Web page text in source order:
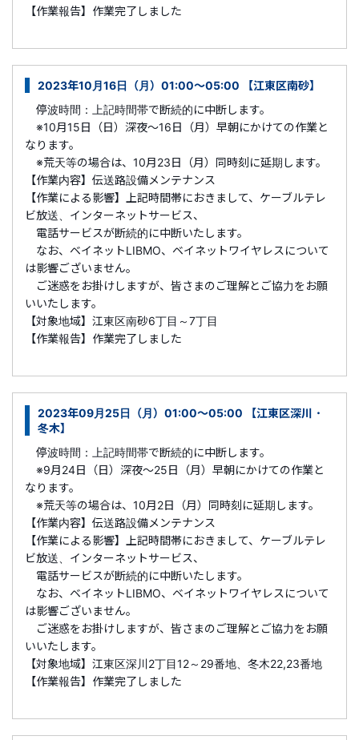
【作業報告】作業完了しました
2023年10月16日（月）01:00～05:00 【江東区南砂】
停波時間：上記時間帯で断続的に中断します。
※10月15日（日）深夜～16日（月）早朝にかけての作業と
なります。
※荒天等の場合は、10月23日（月）同時刻に延期します。
【作業内容】伝送路設備メンテナンス
【作業による影響】上記時間帯におきまして、ケーブルテレ
ビ放送、インターネットサービス、
電話サービスが断続的に中断いたします。
なお、ベイネットLIBMO、ベイネットワイヤレスについて
は影響ございません。
ご迷惑をお掛けしますが、皆さまのご理解とご協力をお願
いいたします。
【対象地域】江東区南砂6丁目～7丁目
【作業報告】作業完了しました
2023年09月25日（月）01:00～05:00 【江東区深川・
冬木】
停波時間：上記時間帯で断続的に中断します。
※9月24日（日）深夜～25日（月）早朝にかけての作業と
なります。
※荒天等の場合は、10月2日（月）同時刻に延期します。
【作業内容】伝送路設備メンテナンス
【作業による影響】上記時間帯におきまして、ケーブルテレ
ビ放送、インターネットサービス、
電話サービスが断続的に中断いたします。
なお、ベイネットLIBMO、ベイネットワイヤレスについて
は影響ございません。
ご迷惑をお掛けしますが、皆さまのご理解とご協力をお願
いいたします。
【対象地域】江東区深川2丁目12～29番地、冬木22,23番地
【作業報告】作業完了しました